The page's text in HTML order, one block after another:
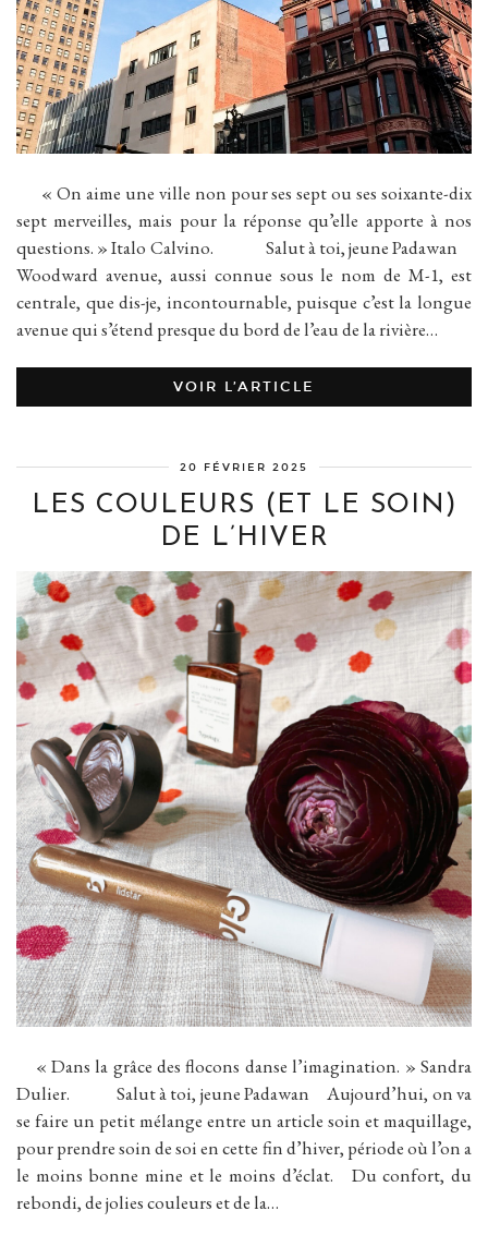
« On aime une ville non pour ses sept ou ses soixante-dix
sept merveilles, mais pour la réponse qu’elle apporte à nos
questions. » Italo Calvino. Salut à toi, jeune Padawan
Woodward avenue, aussi connue sous le nom de M-1, est
centrale, que dis-je, incontournable, puisque c’est la longue
avenue qui s’étend presque du bord de l’eau de la rivière…
VOIR L’ARTICLE
20 FÉVRIER 2025
LES COULEURS (ET LE SOIN)
DE L’HIVER
« Dans la grâce des flocons danse l’imagination. » Sandra
Dulier. Salut à toi, jeune Padawan Aujourd’hui, on va
se faire un petit mélange entre un article soin et maquillage,
pour prendre soin de soi en cette fin d’hiver, période où l’on a
le moins bonne mine et le moins d’éclat. Du confort, du
rebondi, de jolies couleurs et de la…